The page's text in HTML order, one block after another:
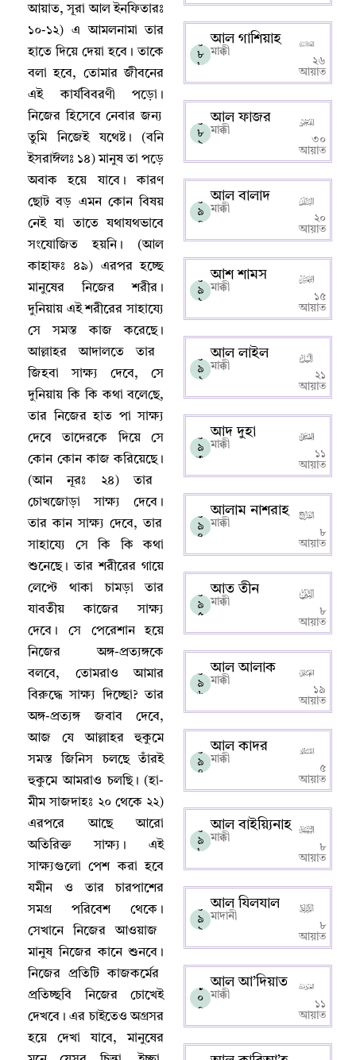
আয়াত,সূরা আল ইনফিতারঃ
১০-১২) এ আমলনামা তার
হাতে দিয়ে দেয়া হবে । তাকে
বলা হবে, তোমার জীবনের
এই কার্যবিবরণী পড়ো ।
নিজের হিসেবে নেবার জন্য
তুমি নিজেই যথেষ্ট। (বনি
ইসরাঈলঃ ১৪) মানুষ তা পড়ে
অবাক হয়ে যাবে। কারণ
ছোট বড় এমন কোন বিষয়
নেই যা তাতে যথাযথভাবে
সংযোজিত হয়নি । (আল
কাহাফঃ ৪৯) এরপর হচ্ছে
মানুষের নিজের শরীর ।
দুনিয়ায় এই শরীরের সাহায্যে
সে সমস্ত কাজ করেছে।
আল্লাহর আদালতে তার
জিহবা সাক্ষ্য দেবে,সে
দুনিয়ায় কি কি কথা বলে‌ছে,
তার নিজের হাত পা সাক্ষ্য
দেবে তাদেরকে দিয়ে সে
কোন কোন কাজ করিয়েছে।
(আন নূরঃ ২৪) তার
চোখজোড়া সাক্ষ্য দেবে ।
তার কান সাক্ষ্য দেবে,তার
সাহায্যে সে কি কি কথা
শুনেছে। তার শরীরের গায়ে
লেপ্টে থাকা চামড়া তার
যাবতীয় কাজের সাক্ষ্য
দেবে । সে পেরেশান হয়ে
নিজের অঙ্গ-প্রত্যঙ্গকে
বলবে, তোমরাও আমার
বিরুদ্ধে সাক্ষ্য দিচ্ছো?তার
অঙ্গ-প্রত্যঙ্গ জবাব দেবে,
আজ যে আল্লাহর হুকুমে
সমস্ত জিনিস চলছে তাঁরই
হুকুমে আমরাও চলছি। (হা-
মীম সাজদাহঃ ২০ থেকে ২২)
এরপরে আছে আরো
অতিরিক্ত সাক্ষ্য । এই
সাক্ষ্যগুলো পেশ করা হবে
যমীন ও তার চারপাশের
সমগ্র পরিবেশ থেকে ।
সেখানে নিজের আওয়াজ
মানুষ নিজের কানে শুনবে ।
নিজের প্রতিটি কাজকর্মের
প্রতিচ্ছবি নিজের চোখেই
দেখবে । এর চাইতেও অগ্রসর
হয়ে দেখা যাবে,মানুষের
০
৮
৮
আল গাশিয়াহ
মাক্কী
২৬
আয়াত
০
৮
৯
আল ফাজর
মাক্কী
৩০
আয়াত
০
৯
০
আল বালাদ
মাক্কী
২০
আয়াত
০
৯
১
আশ শামস
মাক্কী
১৫
আয়াত
০
৯
২
আল লাইল
মাক্কী
২১
আয়াত
০
৯
৩
আদ দুহা
মাক্কী
১১
আয়াত
০
৯
৪
আলাম নাশরাহ
মাক্কী
৮
আয়াত
০
৯
৫
আত তীন
মাক্কী
৮
আয়াত
০
৯
৬
আল আলাক
মাক্কী
১৯
আয়াত
০
৯
৭
আল কাদর
মাক্কী
৫
আয়াত
০
৯
৮
আল বাইয়্যিনাহ
মাক্কী
৮
আয়াত
০
৯
৯
আল যিলযাল
মাদানী
৮
আয়াত
১
০
০
আল আ’দিয়াত
মাক্কী
১১
আয়াত